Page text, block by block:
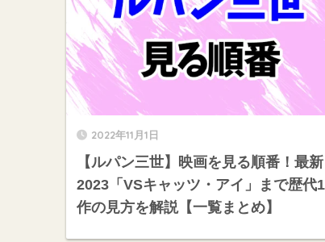
2022年11月1日
【ルパン三世】映画を見る順番！最新
2023「VSキャッツ・アイ」まで歴代
作の見方を解説【一覧まとめ】